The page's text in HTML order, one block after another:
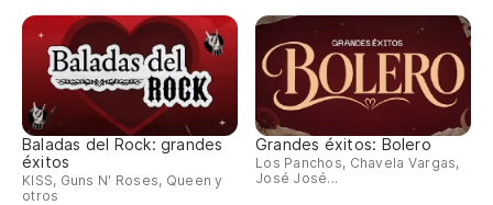
Baladas del Rock: grandes
éxitos
KISS, Guns N' Roses, Queen y
otros
Grandes éxitos: Bolero
Los Panchos, Chavela Vargas,
José José...